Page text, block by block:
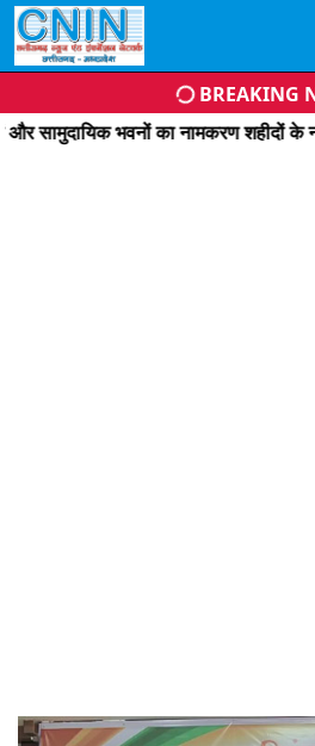
BREAKING
का नामकरण शहीदों के नाम पर किया